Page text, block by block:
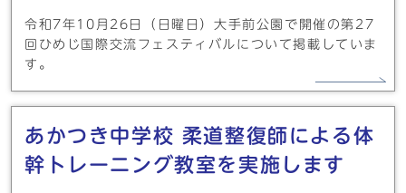
令和7年10月26日（日曜日）大手前公園で開催の第27
回ひめじ国際交流フェスティバルについて掲載していま
す。
あかつき中学校 柔道整復師による体
幹トレーニング教室を実施します